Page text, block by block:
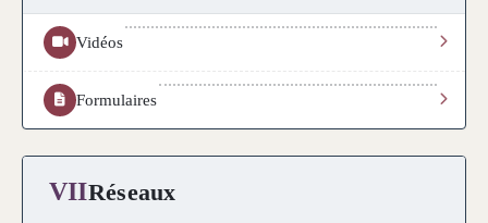
Vidéos
Formulaires
VIIRéseaux